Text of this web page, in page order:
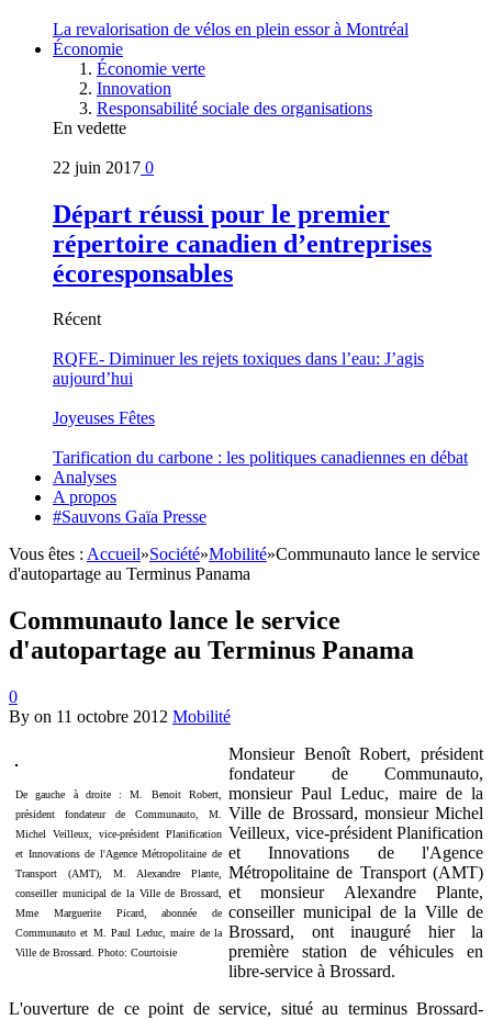
La revalorisation de vélos en plein essor à Montréal
Économie
Économie verte
Innovation
Responsabilité sociale des organisations
En vedette
22 juin 2017 0
Départ réussi pour le premier
répertoire canadien d’entreprises
écoresponsables
Récent
RQFE- Diminuer les rejets toxiques dans l’eau: J’agis
aujourd’hui
Joyeuses Fêtes
Tarification du carbone : les politiques canadiennes en débat
Analyses
A propos
#Sauvons Gaïa Presse
Vous êtes : Accueil»Société»Mobilité»Communauto lance le service
d'autopartage au Terminus Panama
Communauto lance le service
d'autopartage au Terminus Panama
0
By on 11 octobre 2012 Mobilité
De gauche à droite : M. Benoit Robert,
président fondateur de Communauto, M.
Michel Veilleux, vice-président Planification
et Innovations de l'Agence Métropolitaine de
Transport (AMT), M. Alexandre Plante,
conseiller municipal de la Ville de Brossard,
Mme Marguerite Picard, abonnée de
Communauto et M. Paul Leduc, maire de la
Ville de Brossard. Photo: Courtoisie
Monsieur Benoît Robert, président
fondateur de Communauto,
monsieur Paul Leduc, maire de la
Ville de Brossard, monsieur Michel
Veilleux, vice-président Planification
et Innovations de l'Agence
Métropolitaine de Transport (AMT)
et monsieur Alexandre Plante,
conseiller municipal de la Ville de
Brossard, ont inauguré hier la
première station de véhicules en
libre-service à Brossard.
L'ouverture de ce point de service, situé au terminus Brossard-